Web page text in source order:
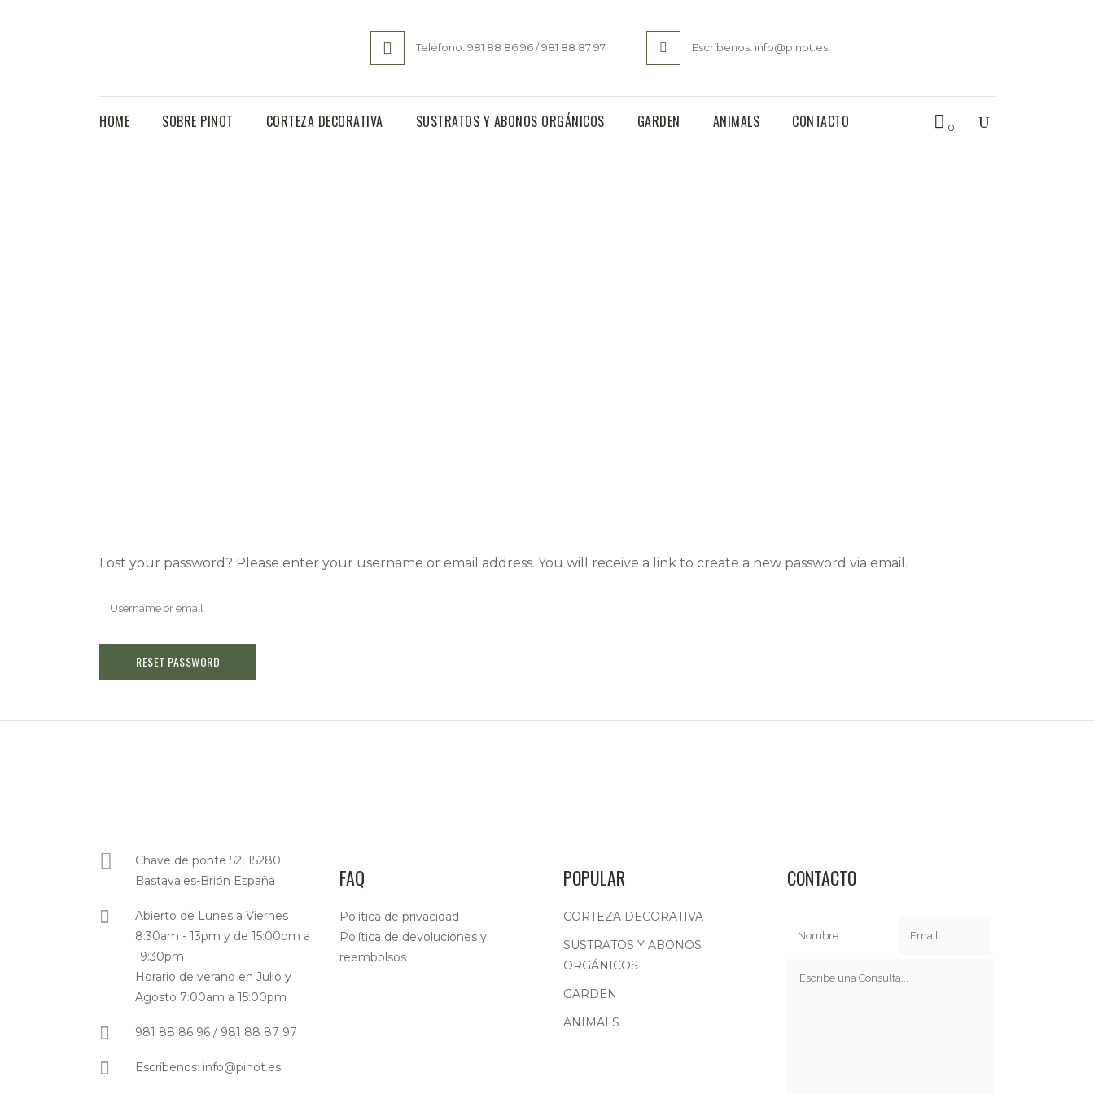
Teléfono: 981 88 86 96 / 981 88 87 97 Escríbenos: info@pinot.es
HOME SOBRE PINOT CORTEZA DECORATIVA SUSTRATOS Y ABONOS ORGÁNICOS GARDEN ANIMALS CONTACTO 0
Lost your password? Please enter your username or email address. You will receive a link to create a new password via email.
Chave de ponte 52, 15280
Bastavales-Brión España
Abierto de Lunes a Viernes
8:30am - 13pm y de 15:00pm a
19:30pm
Horario de verano en Julio y
Agosto 7:00am a 15:00pm
981 88 86 96 / 981 88 87 97
Escríbenos: info@pinot.es
FAQ
Política de privacidad
Política de devoluciones y
reembolsos
POPULAR
CORTEZA DECORATIVA
SUSTRATOS Y ABONOS
ORGÁNICOS
GARDEN
ANIMALS
CONTACTO